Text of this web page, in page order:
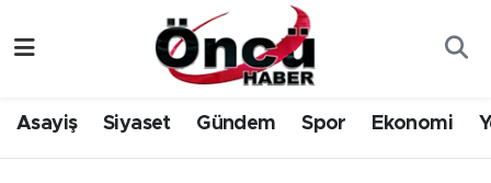
Asayiş Siyaset Gündem Spor Ekonomi
Gündem
Düzce Nöbetçi Eczaneler
Düzce Hava Durumu